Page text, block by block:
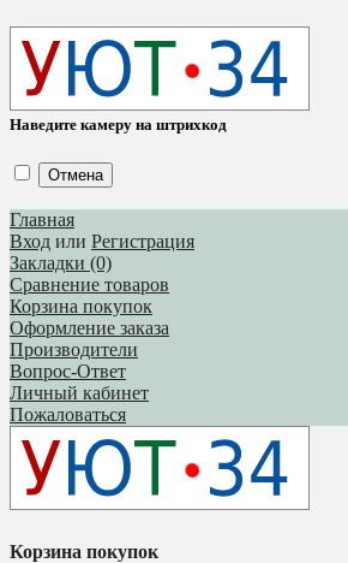
Наведите камеру на штрихкод
Отмена
Главная
Вход или Регистрация
Закладки (0)
Сравнение товаров
Корзина покупок
Оформление заказа
Производители
Вопрос-Ответ
Личный кабинет
Пожаловаться
Корзина покупок